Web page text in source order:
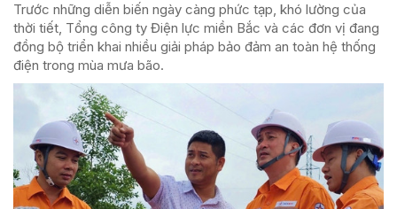
Trước những diễn biến ngày càng phức tạp, khó lường của
thời tiết, Tổng công ty Điện lực miền Bắc và các đơn vị đang
đồng bộ triển khai nhiều giải pháp bảo đảm an toàn hệ thống
điện trong mùa mưa bão.